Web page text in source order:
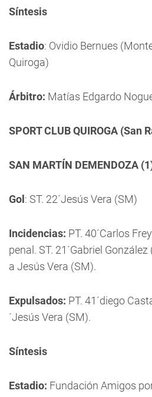
Síntesis
Estadio: Ovidio Bernues
Quiroga)
Árbitro: Matías Edgardo
SPORT CLUB QUIROGA (San
SAN MARTÍN DEMENDOZA
Gol : ST. 22´Jesús Vera (SM)
Incidencias: PT. 40´Carlos
penal. ST. 21´Gabriel González
a Jesús Vera (SM).
Expulsados: PT. 41´diego
´Jesús Vera (SM).
Síntesis
Estadio: Fundación Amigos